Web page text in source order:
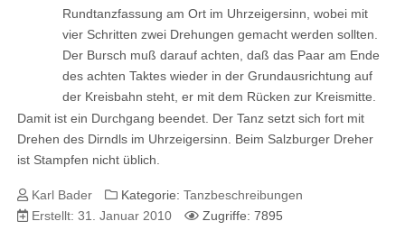
Rundtanzfassung am Ort im Uhrzeigersinn, wobei mit
vier Schritten zwei Drehungen gemacht werden sollten.
Der Bursch muß darauf achten, daß das Paar am Ende
des achten Taktes wieder in der Grundausrichtung auf
der Kreisbahn steht, er mit dem Rücken zur Kreismitte.
Damit ist ein Durchgang beendet. Der Tanz setzt sich fort mit
Drehen des Dirndls im Uhrzeigersinn. Beim Salzburger Dreher
ist Stampfen nicht üblich.
Karl Bader Kategorie:Tanzbeschreibungen
Erstellt: 31. Januar 2010
Zugriffe: 7895